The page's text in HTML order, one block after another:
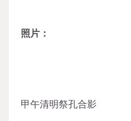
照片：
甲午清明祭孔合影